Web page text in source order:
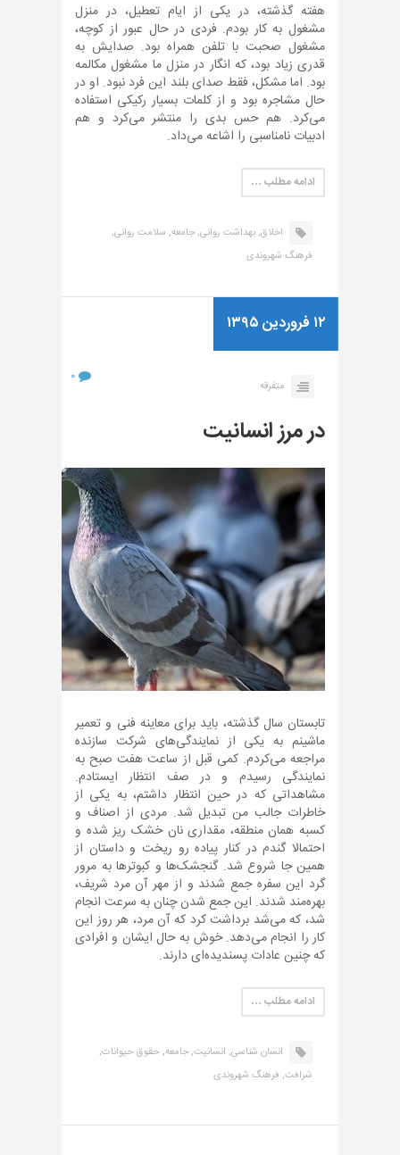
هفته گذشته، در یکی از ایام تعطیل، در منزل
مشغول به کار بودم. فردی در حال عبور از کوچه،
مشغول صحبت با تلفن همراه بود. صدایش به
قدری زیاد بود، که انگار در منزل ما مشغول مکالمه
بود. اما مشکل، فقط صدای بلند این فرد نبود. او در
حال مشاجره بود و از کلمات بسیار رکیکی استفاده
می‌کرد. هم حس بدی را منتشر می‌کرد و هم
ادبیات نامناسبی را اشاعه می‌داد.
ادامه مطلب …
اخلاق,بهداشت روانی,جامعه, سلامت روانی,
فرهنگ شهروندی
۱۲ فروردین ۱۳۹۵
متفرقه
۰
در مرز انسانیت
تابستان سال گذشته، باید برای معاینه فنی و تعمیر
ماشینم به یکی از نمایندگی‌های شرکت سازنده
مراجعه می‌کردم. کمی قبل از ساعت هفت صبح به
نمایندگی رسیدم و در صف انتظار ایستادم.
مشاهداتی که در حین انتظار داشتم، به یکی از
خاطرات جالب من تبدیل شد. مردی از اصناف و
کسبه همان منطقه، مقداری نان خشک ریز شده و
احتمالا گندم در کنار پیاده رو ریخت و داستان از
همین جا شروع شد. گنجشک‌ها و کبوترها به مرور
گرد این سفره جمع شدند و از مهر آن مرد شریف،
بهره‌مند شدند. این جمع شدن چنان به سرعت انجام
شد، که می‌شد برداشت کرد که آن مرد، هر روز این
کار را انجام می‌دهد. خوش به حال ایشان و افرادی
که چنین عادات پسندیده‌ای دارند.
ادامه مطلب …
انسان شناسی, انسانیت,جامعه, حقوق حیوانات,
شرافت, فرهنگ شهروندی